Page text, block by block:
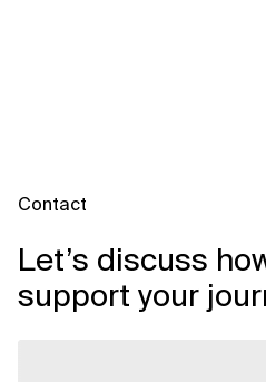
Contact
Let’s discuss
support your